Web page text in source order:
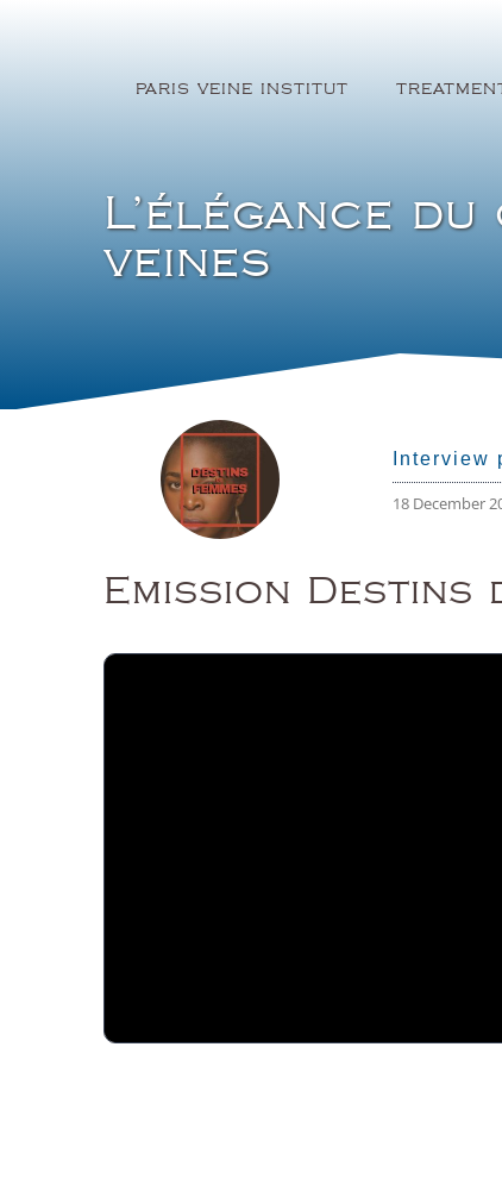
PARIS VEINE INSTITUT
L’élégance
veines
Interview
18 December
Emission Destins